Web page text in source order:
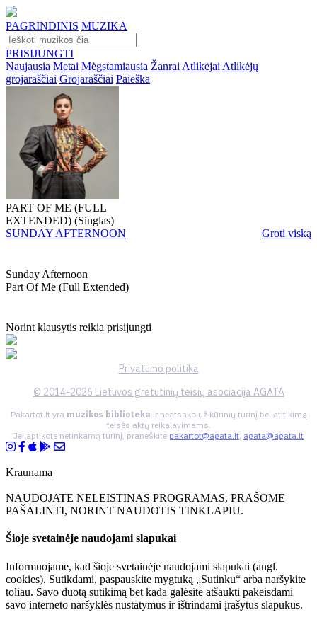
PAGRINDINIS MUZIKA
PRISIJUNGTI
Naujausia Metai Mėgstamiausia Žanrai Atlikėjai Atlikėjų
grojaraščiai Grojaraščiai Paieška
PART OF ME (FULL
EXTENDED) (Singlas)
SUNDAY AFTERNOON
Groti viską
Sunday Afternoon
Part Of Me (full Extended)
Norint klausytis reikia prisijungti
Privatumo politika
© 2014-2026 Lietuvos gretutinių teisių asociacija AGATA
Pakartot.lt yra muzikos biblioteka ir neatsako už kūrinių turinį bei atitikimą
teisės aktų reikalavimams.
Jei aptikote netinkamą turinį, praneškite pakartot@agata.lt, agata@agata.lt
Kraunama
NAUDOJATE NELEISTINAS PROGRAMAS, PRAŠOME
PAŠALINTI, NORINT NAUDOTIS TINKLAPIU.
Šioje svetainėje naudojami slapukai
Informuojame, kad šioje svetainėje naudojami slapukai (angl.
cookies). Sutikdami, paspauskite mygtuką „Sutinku“ arba naršykite
toliau. Savo duotą sutikimą bet kada galėsite atšaukti pakeisdami
savo interneto naršyklės nustatymus ir ištrindami įrašytus slapukus.